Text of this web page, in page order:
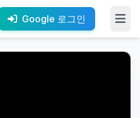
Google 로그인